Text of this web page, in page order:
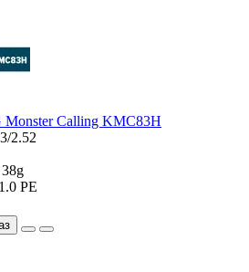
Calling KMC83H
2.52
PE